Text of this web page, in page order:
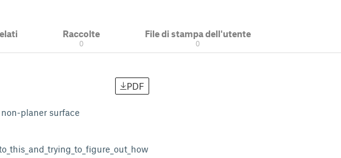
Raccolte
0
File di stampa dell'utente
0
PDF
planer surface